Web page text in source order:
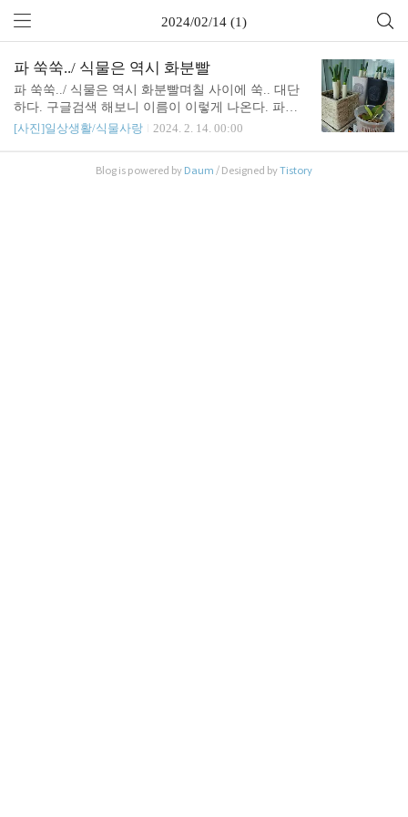
2024/02/14 (1)
파 쑥쑥../ 식물은 역시 화분빨
파 쑥쑥../ 식물은 역시 화분빨며칠 사이에 쑥.. 대단
하다. 구글검색 해보니 이름이 이렇게 나온다. 파인
애플 모양 선인장이었는데.. 어디서 샀더라? 화분이
[사진]일상생활/식물사랑 2024. 2. 14. 00:00
Blog is powered by Daum / Designed byTistory